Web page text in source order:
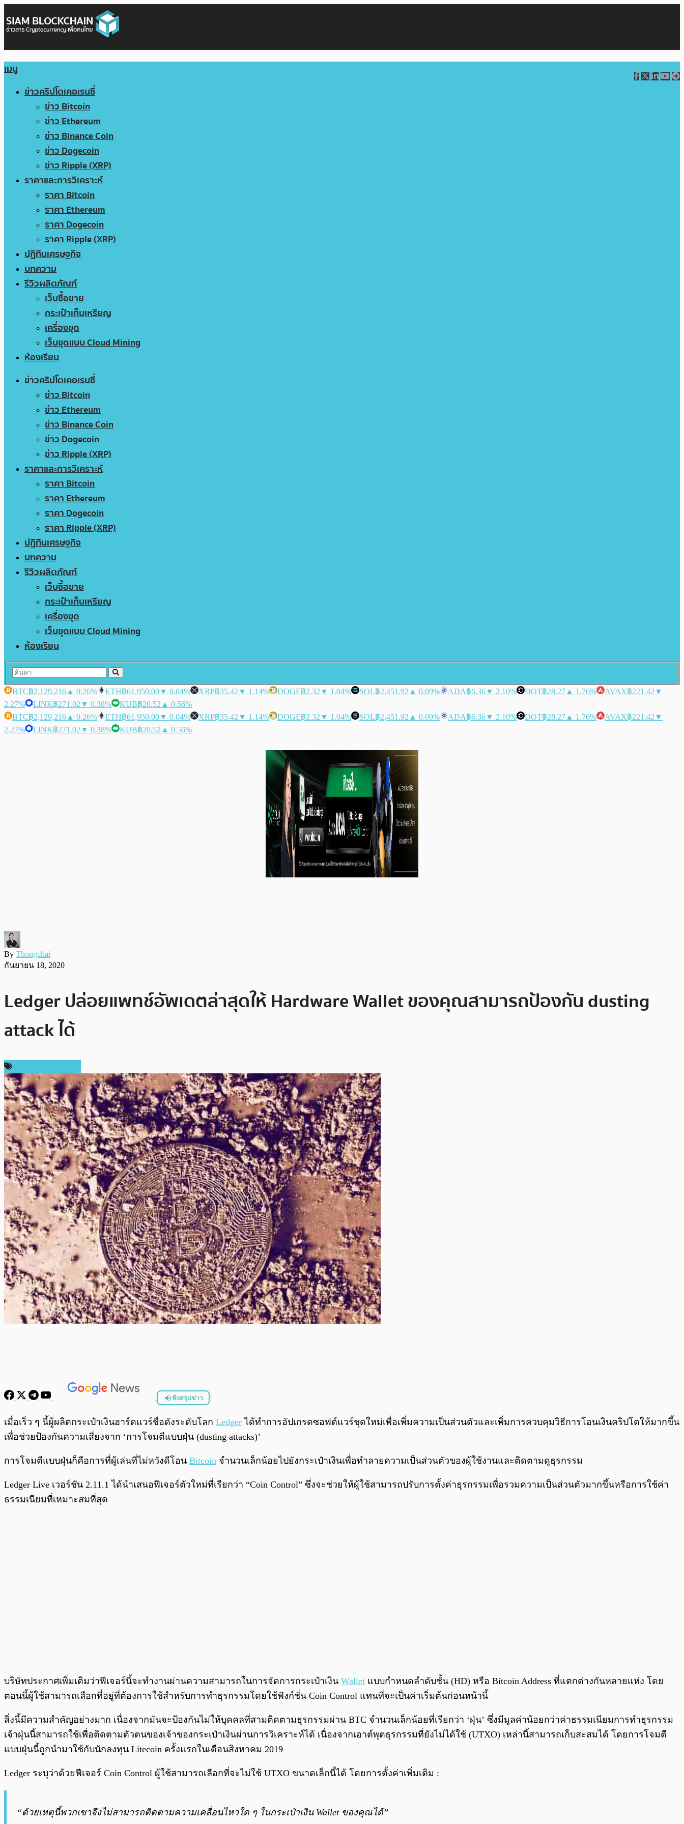
เมนู
ข่าวคริปโตเคอเรนซี่
ข่าว Bitcoin
ข่าว Ethereum
ข่าว Binance Coin
ข่าว Dogecoin
ข่าว Ripple (XRP)
ราคาและการวิเคราะห์
ราคา Bitcoin
ราคา Ethereum
ราคา Dogecoin
ราคา Ripple (XRP)
ปฏิทินเศรษฐกิจ
บทความ
รีวิวผลิตภัณฑ์
เว็บซื้อขาย
กระเป๋าเก็บเหรียญ
เครื่องขุด
เว็บขุดแบบ Cloud Mining
ห้องเรียน
ข่าวคริปโตเคอเรนซี่
ข่าว Bitcoin
ข่าว Ethereum
ข่าว Binance Coin
ข่าว Dogecoin
ข่าว Ripple (XRP)
ราคาและการวิเคราะห์
ราคา Bitcoin
ราคา Ethereum
ราคา Dogecoin
ราคา Ripple (XRP)
ปฏิทินเศรษฐกิจ
บทความ
รีวิวผลิตภัณฑ์
เว็บซื้อขาย
กระเป๋าเก็บเหรียญ
เครื่องขุด
เว็บขุดแบบ Cloud Mining
ห้องเรียน
BTC฿2,129,216 ▲ 0.26% ETH฿61,950.00▼ 0.04% XRP฿35.42 ▼ 1.14% DOGE฿2.32 ▼ 1.04% SOL฿2,451.92 ▲ 0.09% ADA฿6.36▼ 2.10% DOT฿28.27 ▲ 1.76% AVAX฿221.42 ▼
2.27%
LINK฿271.02 ▼ 0.38% KUB฿20.52 ▲ 0.56%
BTC฿2,129,216 ▲ 0.26% ETH฿61,950.00▼ 0.04% XRP฿35.42 ▼ 1.14% DOGE฿2.32 ▼ 1.04% SOL฿2,451.92 ▲ 0.09% ADA฿6.36▼ 2.10% DOT฿28.27 ▲ 1.76% AVAX฿221.42 ▼
2.27%
LINK฿271.02 ▼ 0.38% KUB฿20.52 ▲ 0.56%
By Thongchai
กันยายน 18, 2020
Ledger ปล่อยแพทช์อัพเดตล่าสุดให้ Hardware Wallet ของคุณสามารถป้องกัน dusting
attack ได้
ฟังสรุปข่าว
พร้อมเล่น 0:00 /0:00
เมื่อเร็ว ๆ นี้ผู้ผลิตกระเป๋าเงินฮาร์ดแวร์ชื่อดังระดับโลก Ledger ได้ทำการอัปเกรดซอฟต์แวร์ชุดใหม่เพื่อเพิ่มความเป็นส่วนตัวและเพิ่มการควบคุมวิธีการโอนเงินคริปโตให้มากขึ้น
เพื่อช่วยป้องกันความเสี่ยงจาก ‘การโจมตีแบบฝุ่น (dusting attacks)’
การโจมตีแบบฝุ่นก็คือการที่ผู้เล่นที่ไม่หวังดีโอน Bitcoin จำนวนเล็กน้อยไปยังกระเป๋าเงินเพื่อทำลายความเป็นส่วนตัวของผู้ใช้งานและติดตามดูธุรกรรม
Ledger Live เวอร์ชัน 2.11.1 ได้นำเสนอฟีเจอร์ตัวใหม่ที่เรียกว่า “Coin Control” ซึ่งจะช่วยให้ผู้ใช้สามารถปรับการตั้งค่าธุรกรรมเพื่อรวมความเป็นส่วนตัวมากขึ้นหรือการใช้ค่า
ธรรมเนียมที่เหมาะสมที่สุด
บริษัทประกาศเพิ่มเติมว่าฟีเจอร์นี้จะทำงานผ่านความสามารถในการจัดการกระเป๋าเงิน Wallet แบบกำหนดลำดับชั้น (HD) หรือ Bitcoin Address ที่แตกต่างกันหลายแห่ง โดย
ตอนนี้ผู้ใช้สามารถเลือกที่อยู่ที่ต้องการใช้สำหรับการทำธุรกรรมโดยใช้ฟังก์ชั่น Coin Control แทนที่จะเป็นค่าเริ่มต้นก่อนหน้านี้
สิ่งนี้มีความสำคัญอย่างมาก เนื่องจากมันจะป้องกันไม่ให้บุคคลที่สามติดตามธุรกรรมผ่าน BTC จำนวนเล็กน้อยที่เรียกว่า ‘ฝุ่น’ ซึ่งมีมูลค่าน้อยกว่าค่าธรรมเนียมการทำธุรกรรม
เจ้าฝุ่นนี้สามารถใช้เพื่อติดตามตัวตนของเจ้าของกระเป๋าเงินผ่านการวิเคราะห์ได้ เนื่องจากเอาต์พุตธุรกรรมที่ยังไม่ได้ใช้ (UTXO) เหล่านี้สามารถเก็บสะสมได้ โดยการโจมตี
แบบฝุ่นนี้ถูกนำมาใช้กับนักลงทุน Litecoin ครั้งแรกในเดือนสิงหาคม 2019
Ledger ระบุว่าด้วยฟีเจอร์ Coin Control ผู้ใช้สามารถเลือกที่จะไม่ใช้ UTXO ขนาดเล็กนี้ได้ โดยการตั้งค่าเพิ่มเติม :
“ด้วยเหตุนี้พวกเขาจึงไม่สามารถติดตามความเคลื่อนไหวใด ๆ ในกระเป๋าเงิน Wallet ของคุณได้”